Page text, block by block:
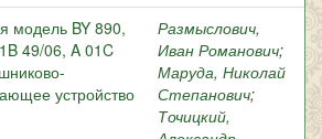
модель BY 890,
49/06, A 01C
устройство
Размыслович,
Иван Романович;
Маруда, Николай
Степанович;
Точицкий,